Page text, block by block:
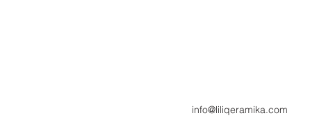
info@liliqeramika.com